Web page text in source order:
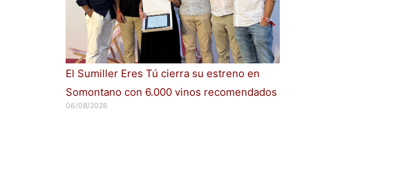
El Sumiller Eres Tú cierra su estreno en
Somontano con 6.000 vinos recomendados
06/08/2026